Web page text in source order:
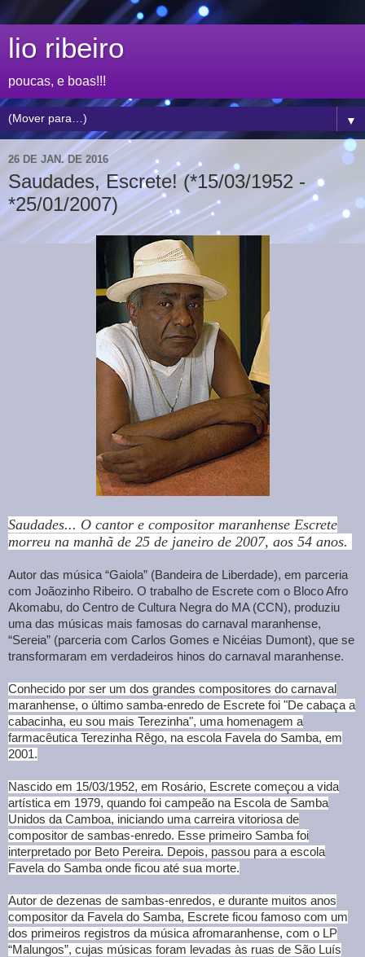
lio ribeiro
poucas, e boas!!!
▼
26 DE JAN. DE 2016
Saudades, Escrete! (*15/03/1952 -
*25/01/2007)
Saudades... O cantor e compositor maranhense Escrete
morreu na manhã de 25 de janeiro de 2007, aos 54 anos.
Autor das música “Gaiola” (Bandeira de Liberdade), em parceria
com Joãozinho Ribeiro. O trabalho de Escrete com o Bloco Afro
Akomabu, do Centro de Cultura Negra do MA (CCN), produziu
uma das músicas mais famosas do carnaval maranhense,
“Sereia” (parceria com Carlos Gomes e Nicéias Dumont), que se
transformaram em verdadeiros hinos do carnaval maranhense.
Conhecido por ser um dos grandes compositores do carnaval
maranhense, o último samba-enredo de Escrete foi "De cabaça a
cabacinha, eu sou mais Terezinha", uma homenagem a
farmacêutica Terezinha Rêgo, na escola Favela do Samba, em
2001.
Nascido em 15/03/1952, em Rosário, Escrete começou a vida
artística em 1979, quando foi campeão na Escola de Samba
Unidos da Camboa, iniciando uma carreira vitoriosa de
compositor de sambas-enredo. Esse primeiro Samba foi
interpretado por Beto Pereira. Depois, passou para a escola
Favela do Samba onde ficou até sua morte.
Autor de dezenas de sambas-enredos, e durante muitos anos
compositor da Favela do Samba, Escrete ficou famoso com um
dos primeiros registros da música afromaranhense, com o LP
“Malungos”, cujas músicas foram levadas às ruas de São Luís